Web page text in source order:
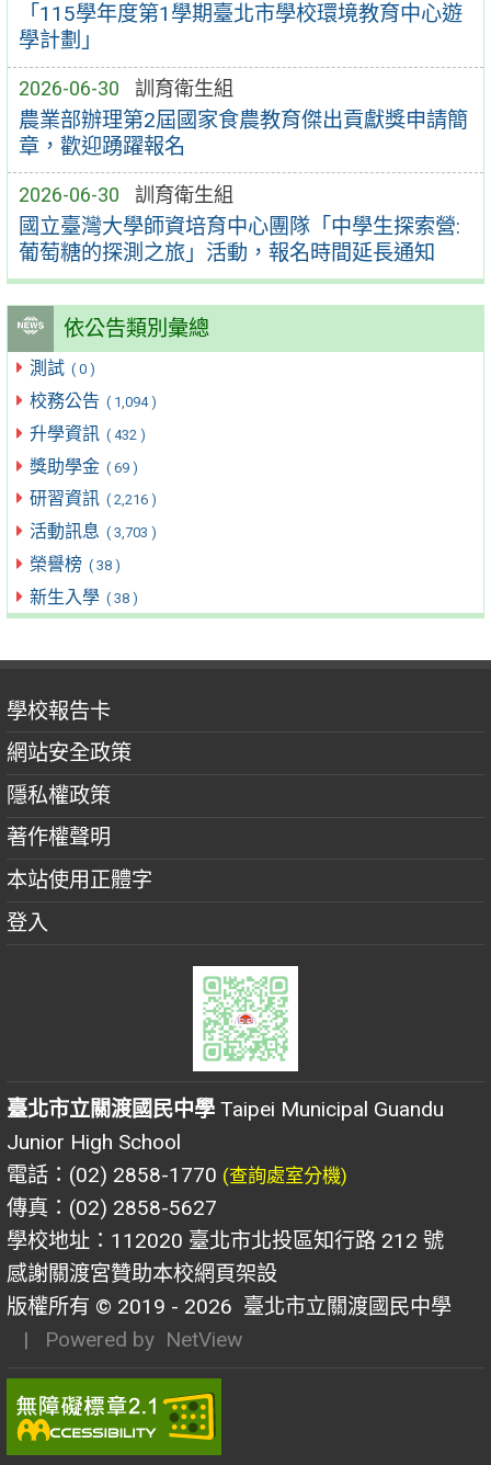
「115學年度第1學期臺北市學校環境教育中心遊
學計劃」
2026-06-30 訓育衛生組
農業部辦理第2屆國家食農教育傑出貢獻獎申請簡
章，歡迎踴躍報名
2026-06-30 訓育衛生組
國立臺灣大學師資培育中心團隊「中學生探索營:
葡萄糖的探測之旅」活動，報名時間延長通知
依公告類別彙總
測試 ( 0 )
校務公告 ( 1,094 )
升學資訊 ( 432 )
獎助學金 ( 69 )
研習資訊 ( 2,216 )
活動訊息 ( 3,703 )
榮譽榜 ( 38 )
新生入學 ( 38 )
學校報告卡
網站安全政策
隱私權政策
著作權聲明
本站使用正體字
登入
臺北市立關渡國民中學 Taipei Municipal Guandu
Junior High School
電話：(02) 2858-1770 (查詢處室分機)
傳真：(02) 2858-5627
學校地址：112020 臺北市北投區知行路 212 號
感謝關渡宮贊助本校網頁架設
版權所有 © 2019 - 2026 臺北市立關渡國民中學
| Powered by NetView